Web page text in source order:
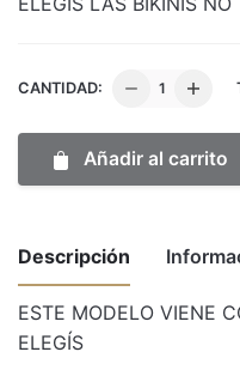
CANTIDAD:
Enteriza
cola
vedetina
cantidad
Añadir al carrito
Descripción
ESTE MODELO VIENE
ELEGÍS
Weight